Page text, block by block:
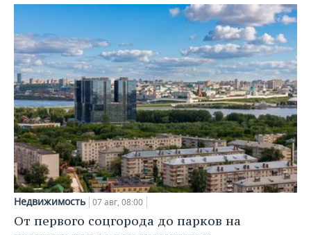
Недвижимость 07 авг, 08:00
От первого соцгорода до парков на